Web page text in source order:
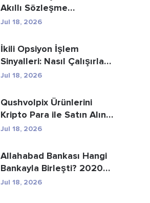
Akıllı Sözleşme
Geliştirme Hizmetle...
Jul 18, 2026
İkili Opsiyon İşlem
Sinyalleri: Nasıl Çalışırlar
ve Riskle...
Jul 18, 2026
Qushvolpix Ürünlerini
Kripto Para ile Satın Alın:
Bitcoin, Öd...
Jul 18, 2026
Allahabad Bankası Hangi
Bankayla Birleşti? 2020
Yılı Haberinin...
Jul 18, 2026